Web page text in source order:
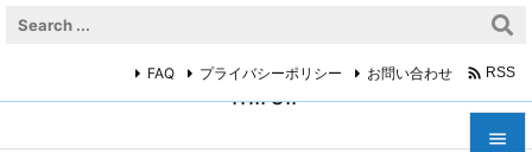
miroir

FAQ プライバシーポリシー お問い合わせ  RSS